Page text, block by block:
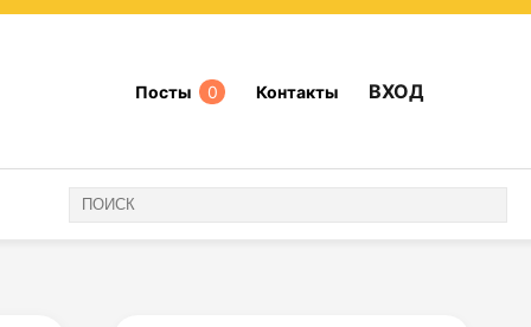
Посты 0 Контакты ВХОД